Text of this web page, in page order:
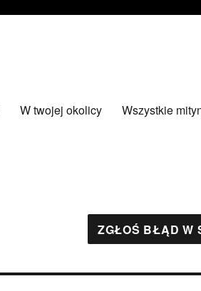
W twojej okolicy Wszystkie
ZGŁOŚ BŁĄD W